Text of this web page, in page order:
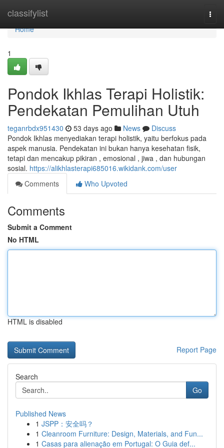
classifylist
Home
Home
1
Pondok Ikhlas Terapi Holistik:
Pendekatan Pemulihan Utuh
teganrbdx951430 53 days ago News
Discuss
Pondok Ikhlas menyediakan terapi holistik, yaitu berfokus pada
aspek manusia. Pendekatan ini bukan hanya kesehatan fisik,
tetapi dan mencakup pikiran , emosional , jiwa , dan hubungan
sosial. https://alikhlasterapi685016.wikidank.com/user
Comments
Who Upvoted
Comments
Submit a Comment
No HTML
HTML is disabled
Report Page
Search
Go
Published News
1 JSPP：安全吗？
1 Cleanroom Furniture: Design, Materials, and Fun...
1 Casas para alienação em Portugal: O Guia def...